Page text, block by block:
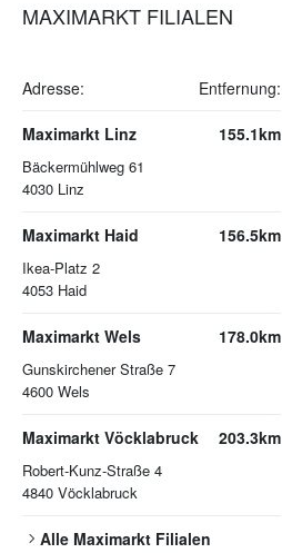
MAXIMARKT FILIALEN
Adresse: Entfernung:
Maximarkt Linz
Bäckermühlweg 61
4030 Linz
155.1km
Maximarkt Haid
Ikea-Platz 2
4053 Haid
156.5km
Maximarkt Wels
Gunskirchener Straße 7
4600 Wels
178.0km
Maximarkt Vöcklabruck
Robert-Kunz-Straße 4
4840 Vöcklabruck
203.3km
Alle Maximarkt Filialen